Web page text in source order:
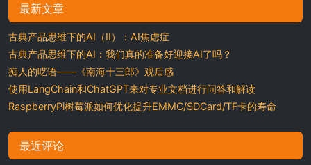
最新文章
古典产品思维下的AI（II）：AI焦虑症
古典产品思维下的AI：我们真的准备好迎接AI了吗？
痴人的呓语——《南海十三郎》观后感
使用LangChain和ChatGPT来对专业文档进行问答和解读
RaspberryPi树莓派如何优化提升EMMC/SDCard/TF卡的寿命
最近评论